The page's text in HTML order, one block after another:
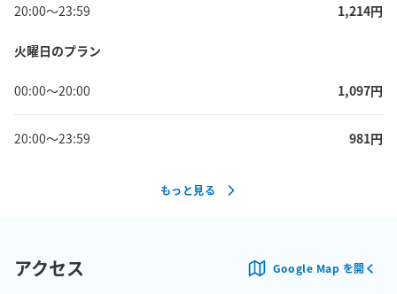
20:00〜23:59 1,214円
火曜日のプラン
00:00〜20:00 1,097円
20:00〜23:59 981円
もっと見る
アクセス Google Map を開く